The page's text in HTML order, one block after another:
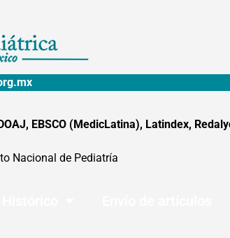
EBSCO (MedicLatina), Latindex,
Nacional de Pediatría